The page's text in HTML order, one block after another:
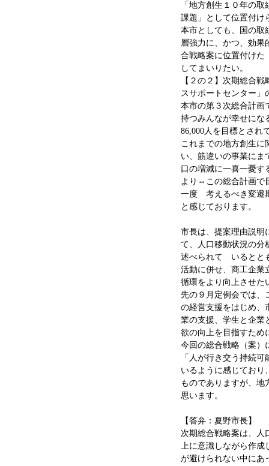
「地方創生１０年の
課題」として位置付け
本市としても、国の取
層強力に、かつ、効果
合戦略案に位置付けた
してまいりたい。
【２の２】次期総合
スサポートセンター
本市の第３次総合計画
持つみんなが幸せにな
86,000人を目標とされ
これまでの地方創生
い、筋違いの事業に
口の増減に一喜一憂す
より⇔この総合計画で
一度 考えるべき変
と感じております。
市長は、提案理由説明
て、人口移動状況の
述べられて いるとと
活動に併せ、商工企業
循環をより向上させた
先の９月定例会では、
の経営支援をはじめ
業の支援、学生と企
欲の向上を目指すため
今回の総合戦略（案）
「人が行き交う持続
いるように感じており
ものでありますが、地
思います。
【答弁：夏野市長】
次期総合戦略案は、人
上に意識しながら作成
が避けられない中にあ